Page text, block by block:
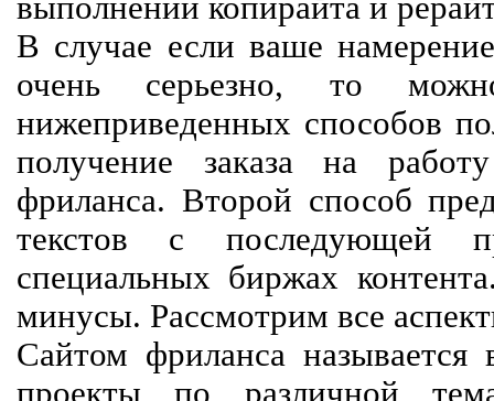
выполнении копирайта и
В случае если ваше
очень серьезно, то
нижеприведенных способов
получение заказа на
фриланса. Второй способ
текстов с последующей
специальных биржах
минусы. Рассмотрим все
Сайтом фриланса называется
проекты по различной